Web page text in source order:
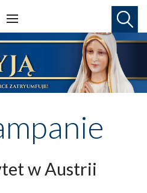
w Austrii